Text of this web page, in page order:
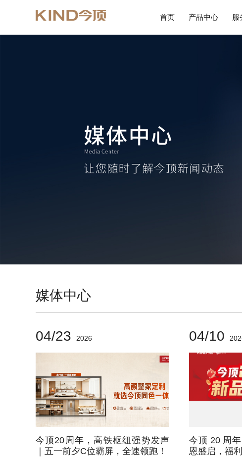
首页 产品中心 服
媒体中心
04/23 2026
今顶20周年，高铁枢纽强势发声
｜五一前夕C位霸屏，全速领跑！
04/10
今顶 20 周
恩盛启，福利